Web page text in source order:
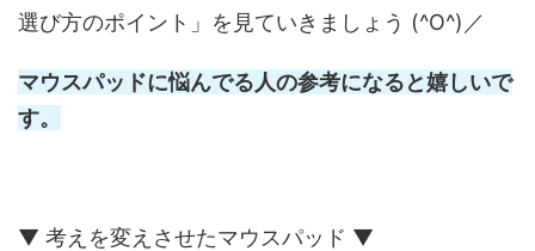
選び方のポイント」を見ていきましょう (^O^)／
マウスパッドに悩んでる人の参考になると嬉しいで
す。
▼ 考えを変えさせたマウスパッド ▼